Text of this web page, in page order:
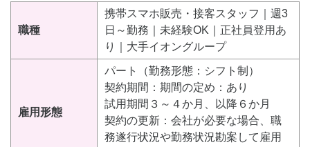
職種
携帯スマホ販売・接客スタッフ｜週3
日～勤務｜未経験OK｜正社員登用あ
り｜大手イオングループ
雇用形態
パート（勤務形態：シフト制）
契約期間：期間の定め：あり
試用期間３～４か月、以降６か月
契約の更新：会社が必要な場合、職
務遂行状況や勤務状況勘案して雇用